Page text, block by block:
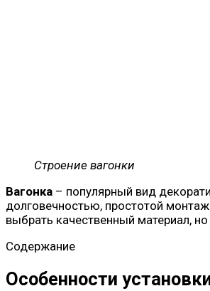
Строение вагонки
Вагонка – популярный вид
долговечностью, простотой
выбрать качественный материал,
Содержание
Особенности